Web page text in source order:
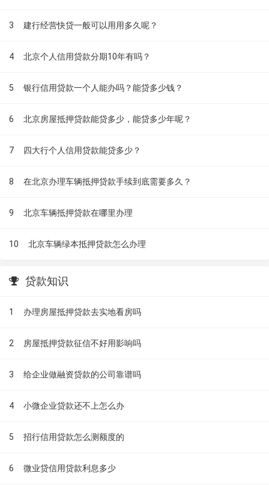
3 建行经营快贷一般可以用用多久呢？
4 北京个人信用贷款分期10年有吗？
5 银行信用贷款一个人能办吗？能贷多少钱？
6 北京房屋抵押贷款能贷多少，能贷多少年呢？
7 四大行个人信用贷款能贷多少？
8 在北京办理车辆抵押贷款手续到底需要多久？
9 北京车辆抵押贷款在哪里办理
10 北京车辆绿本抵押贷款怎么办理
贷款知识
1 办理房屋抵押贷款去实地看房吗
2 房屋抵押贷款征信不好用影响吗
3 给企业做融资贷款的公司靠谱吗
4 小微企业贷款还不上怎么办
5 招行信用贷款怎么测额度的
6 微业贷信用贷款利息多少